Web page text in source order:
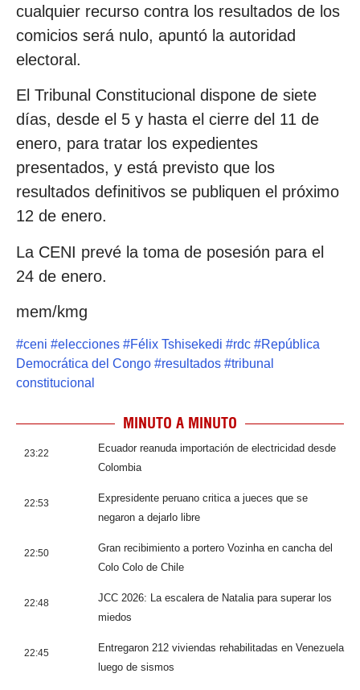
cualquier recurso contra los resultados de los
comicios será nulo, apuntó la autoridad
electoral.
El Tribunal Constitucional dispone de siete
días, desde el 5 y hasta el cierre del 11 de
enero, para tratar los expedientes
presentados, y está previsto que los
resultados definitivos se publiquen el próximo
12 de enero.
La CENI prevé la toma de posesión para el
24 de enero.
mem/kmg
#ceni #elecciones #Félix Tshisekedi #rdc #República
Democrática del Congo #resultados #tribunal
constitucional
MINUTO A MINUTO
23:22
Ecuador reanuda importación de electricidad desde
Colombia
22:53
Expresidente peruano critica a jueces que se
negaron a dejarlo libre
22:50
Gran recibimiento a portero Vozinha en cancha del
Colo Colo de Chile
22:48
JCC 2026: La escalera de Natalia para superar los
miedos
22:45
Entregaron 212 viviendas rehabilitadas en Venezuela
luego de sismos